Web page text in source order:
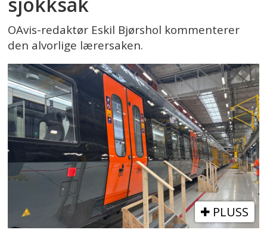
OAvis-redaktør Eskil Bjørshol kommenterer
den alvorlige lærersaken.
PLUSS